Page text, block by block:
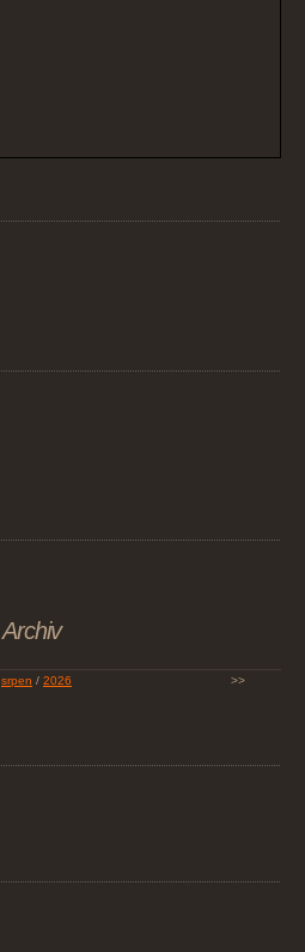
Archiv
srpen / 2026 >>